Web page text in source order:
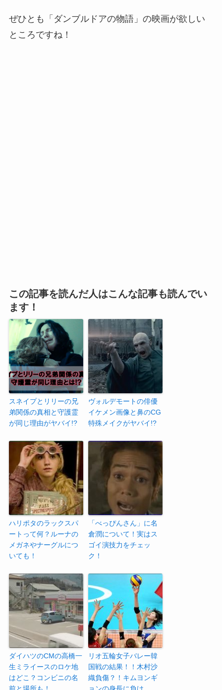
ぜひとも「ダンブルドアの物語」の映画が欲しい
ところですね！
この記事を読んだ人はこんな記事も読んでい
ます！
スネイプとリリーの兄
弟関係の真相と守護霊
が同じ理由がヤバイ!?
ヴォルデモートの俳優
イケメン画像と鼻のCG
特殊メイクがヤバイ!?
ハリポタのラックスパ
ートって何？ルーナの
メガネやナーグルにつ
いても！
「べっぴんさん」に名
倉潤について！実はス
ゴイ演技力をチェッ
ク！
ダイハツのCMの高橋一
生ミライースのロケ地
はどこ？コンビニの名
前と場所も！
リオ五輪女子バレー韓
国戦の結果！！木村沙
織負傷？！キムヨンギ
ョンの身長に負け